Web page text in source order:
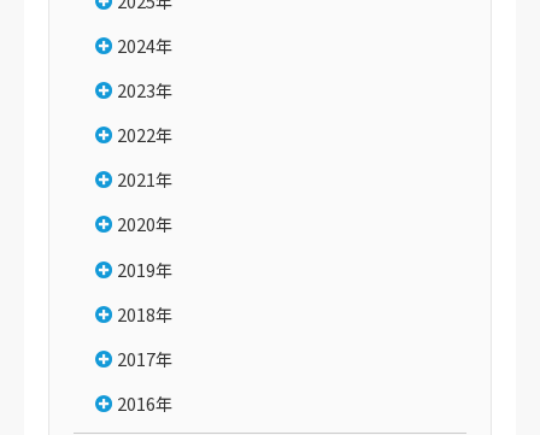
2024年
2023年
2022年
2021年
2020年
2019年
2018年
2017年
2016年